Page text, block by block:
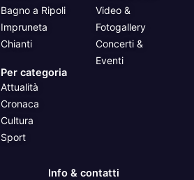
Bagno a Ripoli
Impruneta
Chianti
Per categoria
Attualità
Cronaca
Cultura
Sport
Video &
Fotogallery
Concerti &
Eventi
Info & contatti